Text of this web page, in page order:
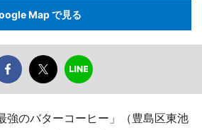
Map で見る
強のバターコーヒー」（豊島区東池